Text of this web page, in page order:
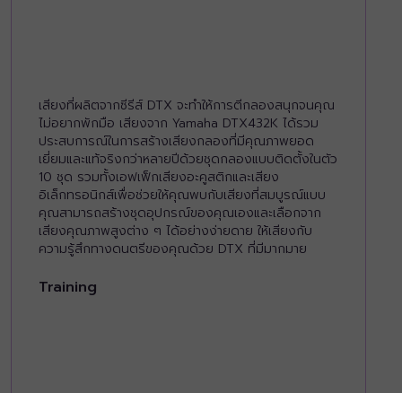
เสียงที่ผลิตจากซีรีส์ DTX จะทำให้การตีกลองสนุกจนคุณ
ไม่อยากพักมือ เสียงจาก Yamaha DTX432K ได้รวม
ประสบการณ์ในการสร้างเสียงกลองที่มีคุณภาพยอด
เยี่ยมและแท้จริงกว่าหลายปีด้วยชุดกลองแบบติดตั้งในตัว
10 ชุด รวมทั้งเอฟเฟ็กเสียงอะคูสติกและเสียง
อิเล็กทรอนิกส์เพื่อช่วยให้คุณพบกับเสียงที่สมบูรณ์แบบ
คุณสามารถสร้างชุดอุปกรณ์ของคุณเองและเลือกจาก
เสียงคุณภาพสูงต่าง ๆ ได้อย่างง่ายดาย ให้เสียงกับ
ความรู้สึกทางดนตรีของคุณด้วย DTX ที่มีมากมาย
Training